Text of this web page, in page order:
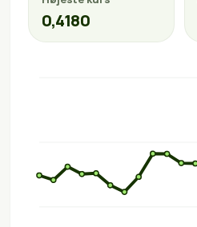
0,4180